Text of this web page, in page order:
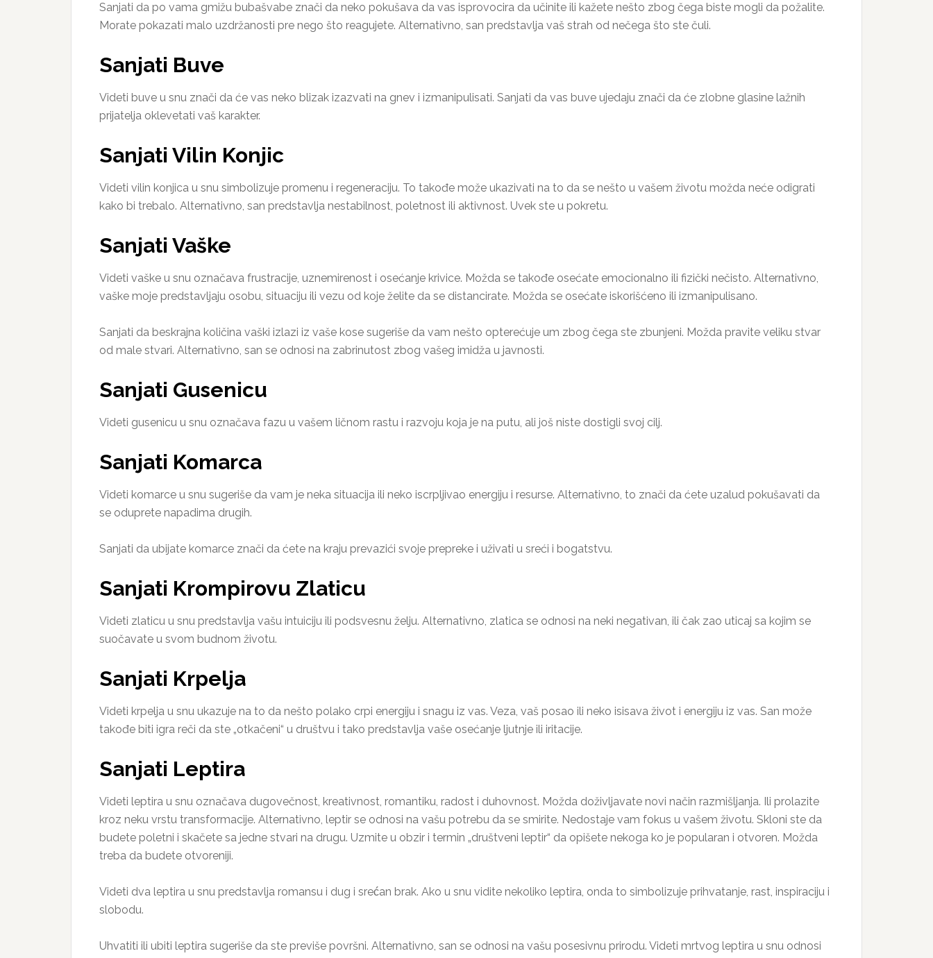
Sanjati da po vama gmižu bubašvabe znači da neko pokušava da vas isprovocira da učinite ili kažete nešto zbog čega biste mogli da požalite.
Morate pokazati malo uzdržanosti pre nego što reagujete. Alternativno, san predstavlja vaš strah od nečega što ste čuli.
Sanjati Buve
Videti buve u snu znači da će vas neko blizak izazvati na gnev i izmanipulisati. Sanjati da vas buve ujedaju znači da će zlobne glasine lažnih
prijatelja oklevetati vaš karakter.
Sanjati Vilin Konjic
Videti vilin konjica u snu simbolizuje promenu i regeneraciju. To takođe može ukazivati na to da se nešto u vašem životu možda neće odigrati
kako bi trebalo. Alternativno, san predstavlja nestabilnost, poletnost ili aktivnost. Uvek ste u pokretu.
Sanjati Vaške
Videti vaške u snu označava frustracije, uznemirenost i osećanje krivice. Možda se takođe osećate emocionalno ili fizički nečisto. Alternativno,
vaške moje predstavljaju osobu, situaciju ili vezu od koje želite da se distancirate. Možda se osećate iskorišćeno ili izmanipulisano.
Sanjati da beskrajna količina vaški izlazi iz vaše kose sugeriše da vam nešto opterećuje um zbog čega ste zbunjeni. Možda pravite veliku stvar
od male stvari. Alternativno, san se odnosi na zabrinutost zbog vašeg imidža u javnosti.
Sanjati Gusenicu
Videti gusenicu u snu označava fazu u vašem ličnom rastu i razvoju koja je na putu, ali još niste dostigli svoj cilj.
Sanjati Komarca
Videti komarce u snu sugeriše da vam je neka situacija ili neko iscrpljivao energiju i resurse. Alternativno, to znači da ćete uzalud pokušavati da
se oduprete napadima drugih.
Sanjati da ubijate komarce znači da ćete na kraju prevazići svoje prepreke i uživati u sreći i bogatstvu.
Sanjati Krompirovu Zlaticu
Videti zlaticu u snu predstavlja vašu intuiciju ili podsvesnu želju. Alternativno, zlatica se odnosi na neki negativan, ili čak zao uticaj sa kojim se
suočavate u svom budnom životu.
Sanjati Krpelja
Videti krpelja u snu ukazuje na to da nešto polako crpi energiju i snagu iz vas. Veza, vaš posao ili neko isisava život i energiju iz vas. San može
takođe biti igra reči da ste „otkačeni“ u društvu i tako predstavlja vaše osećanje ljutnje ili iritacije.
Sanjati Leptira
Videti leptira u snu označava dugovečnost, kreativnost, romantiku, radost i duhovnost. Možda doživljavate novi način razmišljanja. Ili prolazite
kroz neku vrstu transformacije. Alternativno, leptir se odnosi na vašu potrebu da se smirite. Nedostaje vam fokus u vašem životu. Skloni ste da
budete poletni i skačete sa jedne stvari na drugu. Uzmite u obzir i termin „društveni leptir“ da opišete nekoga ko je popularan i otvoren. Možda
treba da budete otvoreniji.
Videti dva leptira u snu predstavlja romansu i dug i srećan brak. Ako u snu vidite nekoliko leptira, onda to simbolizuje prihvatanje, rast, inspiraciju i
slobodu.
Uhvatiti ili ubiti leptira sugeriše da ste previše površni. Alternativno, san se odnosi na vašu posesivnu prirodu. Videti mrtvog leptira u snu odnosi